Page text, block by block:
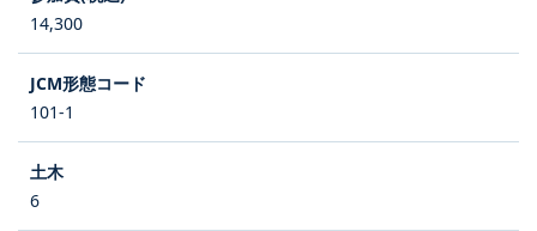
14,300
101-1
6